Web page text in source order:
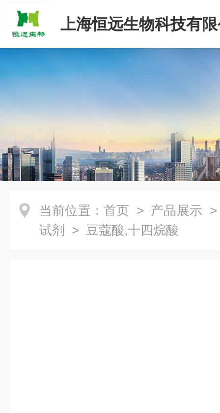
上海恒远生物科技有
当前位置： 首页 > 产品展示
试剂
> 豆蔻酸,十四烷酸